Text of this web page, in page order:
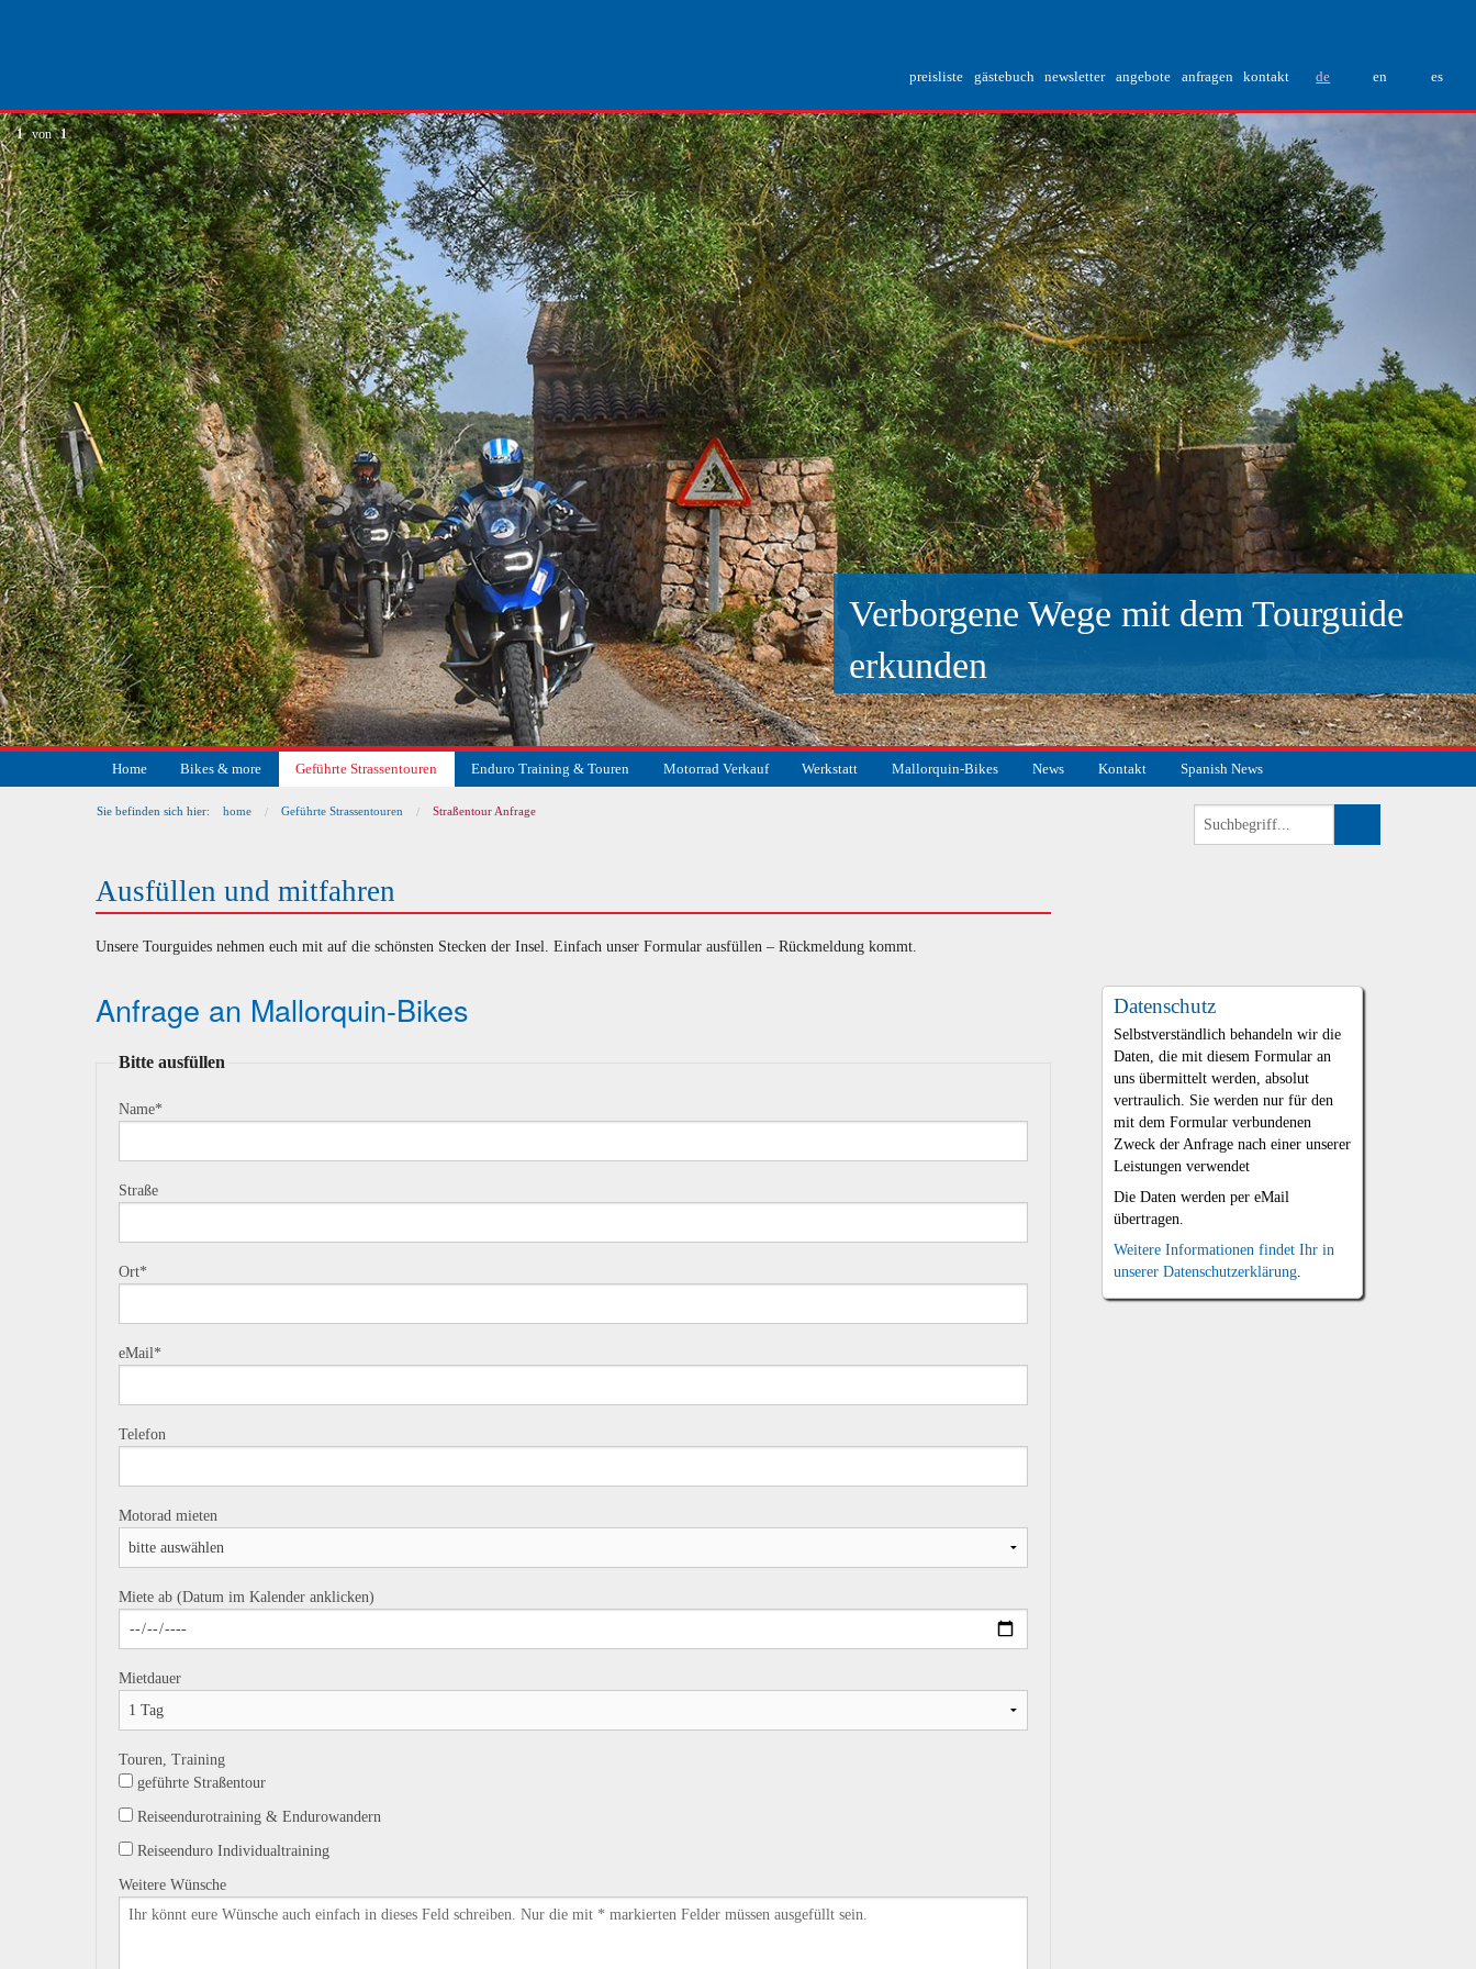
preisliste gästebuch newsletter angebote anfragen kontakt de en es
Verborgene Wege mit dem Tourguide
erkunden
1 von 1
Home Bikes & more Geführte Strassentouren Enduro Training & Touren Motorrad Verkauf Werkstatt Mallorquin-Bikes News Kontakt Spanish News
Sie befinden sich hier: home Geführte Strassentouren Straßentour Anfrage
Datenschutz
Selbstverständlich behandeln wir die
Daten, die mit diesem Formular an
uns übermittelt werden, absolut
vertraulich. Sie werden nur für den
mit dem Formular verbundenen
Zweck der Anfrage nach einer unserer
Leistungen verwendet
Die Daten werden per eMail
übertragen.
Weitere Informationen findet Ihr in
unserer Datenschutzerklärung.
Ausfüllen und mitfahren
Unsere Tourguides nehmen euch mit auf die schönsten Stecken der Insel. Einfach unser Formular ausfüllen – Rückmeldung kommt.
Anfrage an Mallorquin-Bikes
Bitte ausfüllen
Name*
Straße
Ort*
eMail*
Telefon
Motorad mieten
Miete ab (Datum im Kalender anklicken)
Mietdauer
Touren, Training
geführte Straßentour
Reiseendurotraining & Endurowandern
Reiseenduro Individualtraining
Weitere Wünsche